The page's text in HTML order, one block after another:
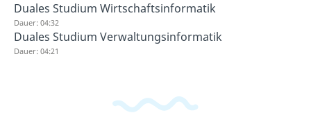
Duales Studium Wirtschaftsinformatik
Dauer: 04:32
Duales Studium Verwaltungsinformatik
Dauer: 04:21